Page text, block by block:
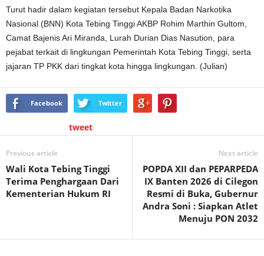
Turut hadir dalam kegiatan tersebut Kepala Badan Narkotika
Nasional (BNN) Kota Tebing Tinggi AKBP Rohim Marthin Gultom,
Camat Bajenis Ari Miranda, Lurah Durian Dias Nasution, para
pejabat terkait di lingkungan Pemerintah Kota Tebing Tinggi, serta
jajaran TP PKK dari tingkat kota hingga lingkungan. (Julian)
Facebook Twitter
tweet
Previous article
Wali Kota Tebing Tinggi
Terima Penghargaan Dari
Kementerian Hukum RI
Next article
POPDA XII dan PEPARPEDA
IX Banten 2026 di Cilegon
Resmi di Buka, Gubernur
Andra Soni : Siapkan Atlet
Menuju PON 2032